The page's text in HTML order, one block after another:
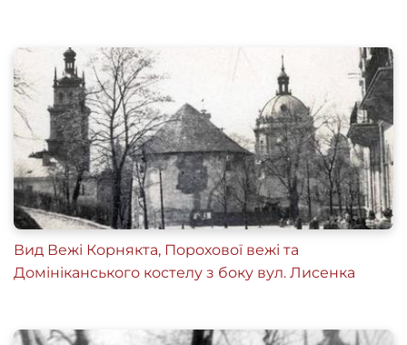
Вид Вежі Корнякта, Порохової вежі та
Домініканського костелу з боку вул. Лисенка